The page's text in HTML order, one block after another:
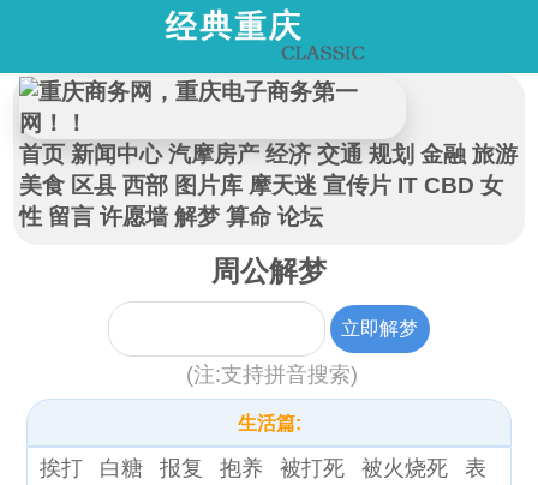
首页 新闻中心 汽摩房产 经济 交通 规划 金融 旅游
美食 区县 西部 图片库 摩天迷 宣传片 IT CBD 女
性 留言 许愿墙 解梦 算命 论坛
周公解梦
(注:支持拼音搜索)
生活篇:
挨打 白糖 报复 抱养 被打死 被火烧死
表